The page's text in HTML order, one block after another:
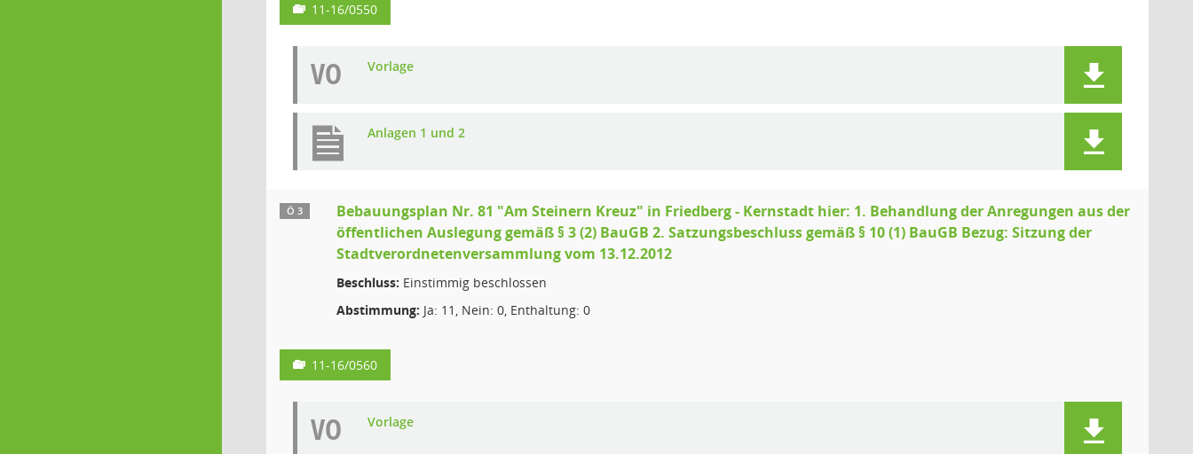
11-16/0550
VO Vorlage
Anlagen 1 und 2
Ö 3
Bebauungsplan Nr. 81 "Am Steinern Kreuz" in Friedberg - Kernstadt hier: 1. Behandlung der Anregungen aus der
öffentlichen Auslegung gemäß § 3 (2) BauGB 2. Satzungsbeschluss gemäß § 10 (1) BauGB Bezug: Sitzung der
Stadtverordnetenversammlung vom 13.12.2012
Beschluss: Einstimmig beschlossen
Abstimmung: Ja: 11, Nein: 0, Enthaltung: 0
11-16/0560
VO Vorlage